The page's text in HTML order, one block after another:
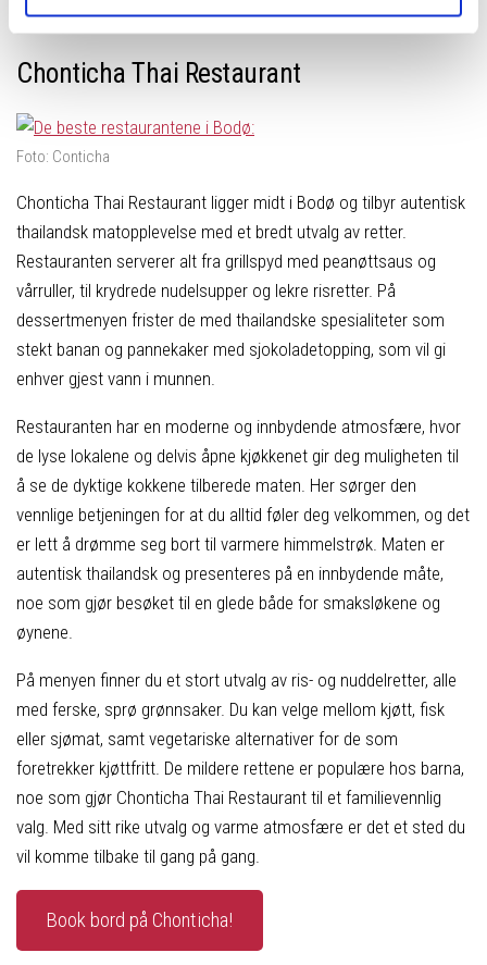
Chonticha Thai Restaurant
Foto: Conticha
Chonticha Thai Restaurant ligger midt i Bodø og tilbyr autentisk
thailandsk matopplevelse med et bredt utvalg av retter.
Restauranten serverer alt fra grillspyd med peanøttsaus og
vårruller, til krydrede nudelsupper og lekre risretter. På
dessertmenyen frister de med thailandske spesialiteter som
stekt banan og pannekaker med sjokoladetopping, som vil gi
enhver gjest vann i munnen.
Restauranten har en moderne og innbydende atmosfære, hvor
de lyse lokalene og delvis åpne kjøkkenet gir deg muligheten til
å se de dyktige kokkene tilberede maten. Her sørger den
vennlige betjeningen for at du alltid føler deg velkommen, og det
er lett å drømme seg bort til varmere himmelstrøk. Maten er
autentisk thailandsk og presenteres på en innbydende måte,
noe som gjør besøket til en glede både for smaksløkene og
øynene.
På menyen finner du et stort utvalg av ris- og nuddelretter, alle
med ferske, sprø grønnsaker. Du kan velge mellom kjøtt, fisk
eller sjømat, samt vegetariske alternativer for de som
foretrekker kjøttfritt. De mildere rettene er populære hos barna,
noe som gjør Chonticha Thai Restaurant til et familievennlig
valg. Med sitt rike utvalg og varme atmosfære er det et sted du
vil komme tilbake til gang på gang.
Book bord på Chonticha!